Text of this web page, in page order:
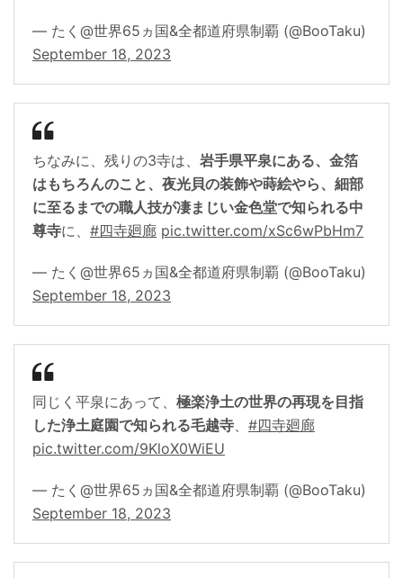
— たく@世界65ヵ国&全都道府県制覇 (@BooTaku)
September 18, 2023
ちなみに、残りの3寺は、 岩手県平泉にある、金箔
はもちろんのこと、夜光貝の装飾や蒔絵やら、細部
に至るまでの職人技が凄まじい金色堂で知られる中
尊寺に、 #四寺廻廊 pic.twitter.com/xSc6wPbHm7
— たく@世界65ヵ国&全都道府県制覇 (@BooTaku)
September 18, 2023
同じく平泉にあって、 極楽浄土の世界の再現を目指
した浄土庭園で知られる毛越寺、 #四寺廻廊
pic.twitter.com/9KloX0WiEU
— たく@世界65ヵ国&全都道府県制覇 (@BooTaku)
September 18, 2023